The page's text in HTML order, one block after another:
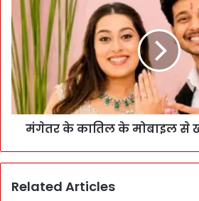
मंगेतर के कातिल के मोबाइल से
Related Articles